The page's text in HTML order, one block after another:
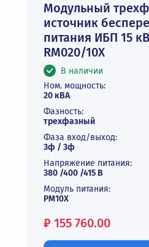
Модульный
источник
питания ИБП 15
RM020/10X
В наличии
Ном. мощность:
20 кВА
Фазность:
трехфазный
Фаза вход/выход:
3ф / 3ф
Напряжение питания:
380 /400 /415 В
Модуль питания:
PM10X
Цена:
₽ 155 760.00